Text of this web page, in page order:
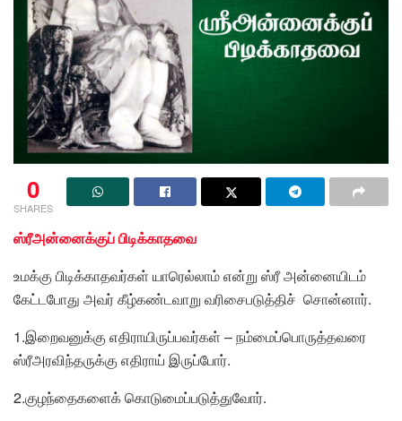
0
SHARES
ஸ்ரீஅன்னைக்குப் பிடிக்காதவை
உமக்கு பிடிக்காதவர்கள் யாரெல்லாம் என்று ஸ்ரீ அன்னையிடம்
கேட்டபோது அவர் கீழ்கண்டவாறு வரிசைபடுத்திச் சொன்னார்.
1.இறைவனுக்கு எதிராயிருப்பவர்கள் – நம்மைப்பொருத்தவரை
ஸ்ரீஅரவிந்தருக்கு எதிராய் இருப்போர்.
2.குழந்தைகளைக் கொடுமைப்படுத்துவோர்.